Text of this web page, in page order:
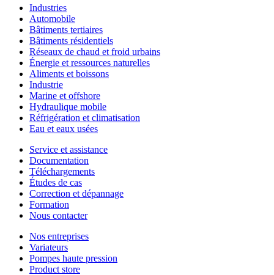
Industries
Automobile
Bâtiments tertiaires
Bâtiments résidentiels
Réseaux de chaud et froid urbains
Énergie et ressources naturelles
Aliments et boissons
Industrie
Marine et offshore
Hydraulique mobile
Réfrigération et climatisation
Eau et eaux usées
Service et assistance
Documentation
Téléchargements
Études de cas
Correction et dépannage
Formation
Nous contacter
Nos entreprises
Variateurs
Pompes haute pression
Product store